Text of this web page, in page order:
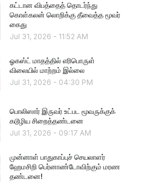
கட்டான விபத்தைத் தொடர்ந்து
கொள்கலன் லொறிக்கு தீவைத்த மூவர்
கைது
Jul 31, 2026 - 11:52 AM
ஓகஸ்ட் மாதத்தில் எரிபொருள்
விலையில் மாற்றம் இல்லை
Jul 31, 2026 - 04:30 PM
பொலிஸார் இருவர் உட்பட மூவருக்குக்
கடூழிய சிறைத்தண்டனை
Jul 31, 2026 - 09:17 AM
முன்னாள் பாதுகாப்புச் செயலாளர்
ஹேமசிறி பெர்னாண்டோவிற்கும் மரண
தண்டனை!